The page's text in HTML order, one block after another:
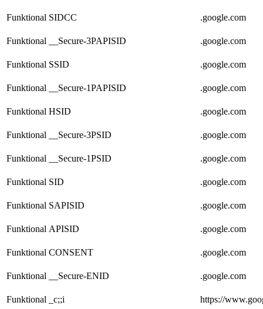
Funktional SIDCC .google.com
Funktional __Secure-3PAPISID .google.com
Funktional SSID .google.com
Funktional __Secure-1PAPISID .google.com
Funktional HSID .google.com
Funktional __Secure-3PSID .google.com
Funktional __Secure-1PSID .google.com
Funktional SID .google.com
Funktional SAPISID .google.com
Funktional APISID .google.com
Funktional CONSENT .google.com
Funktional __Secure-ENID .google.com
Funktional _c;;i https://